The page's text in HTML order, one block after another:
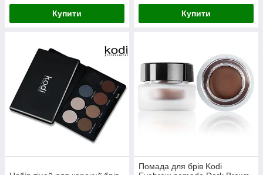
Купити Купити
Помада для брів Kodi